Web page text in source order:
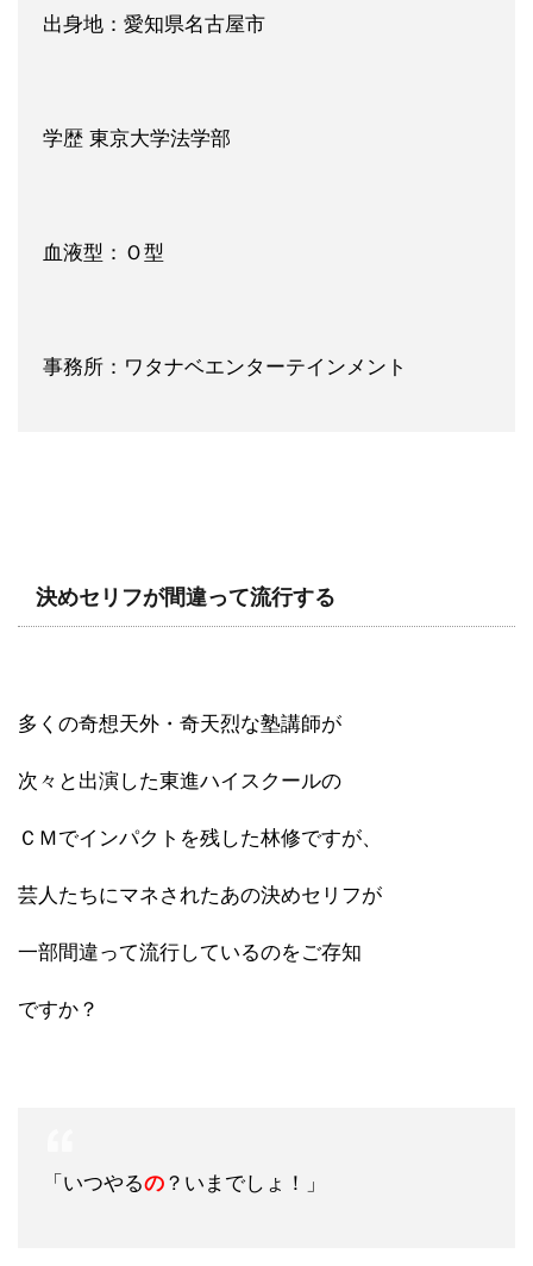
出身地：愛知県名古屋市
学歴 東京大学法学部
血液型：Ｏ型
事務所：ワタナベエンターテインメント
決めセリフが間違って流行する
多くの奇想天外・奇天烈な塾講師が
次々と出演した東進ハイスクールの
ＣＭでインパクトを残した林修ですが、
芸人たちにマネされたあの決めセリフが
一部間違って流行しているのをご存知
ですか？
「いつやるの ？いまでしょ！」